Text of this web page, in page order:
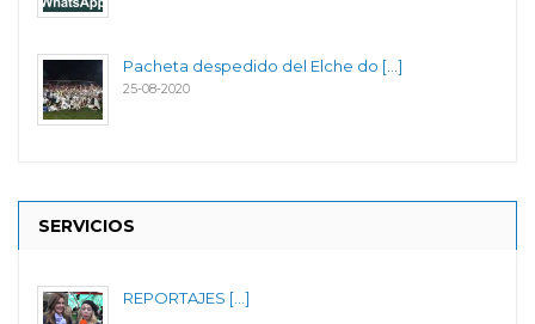
Pacheta despedido del Elche do [...]
25-08-2020
SERVICIOS
REPORTAJES [...]